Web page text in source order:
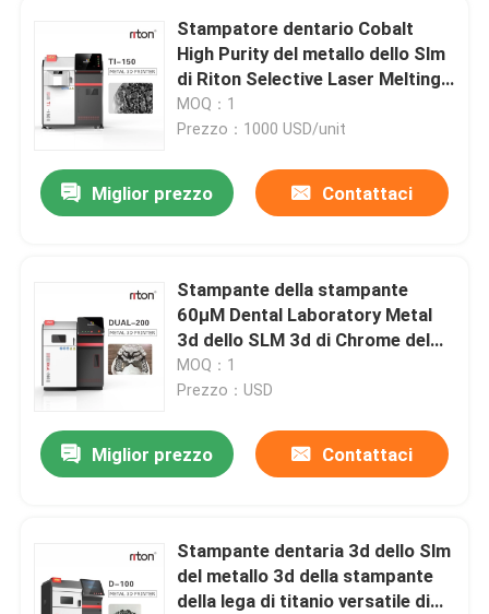
Chi siamo
Stampatore dentario Cobalt
High Purity del metallo dello Slm
di Riton Selective Laser Melting
Powder
MOQ：1
Prezzo：1000 USD/unit
Miglior prezzo Contattaci
Stampante della stampante
60μM Dental Laboratory Metal
3d dello SLM 3d di Chrome del
cobalto ISO-13485
MOQ：1
Prezzo：USD
Miglior prezzo Contattaci
Stampante dentaria 3d dello Slm
del metallo 3d della stampante
della lega di titanio versatile di